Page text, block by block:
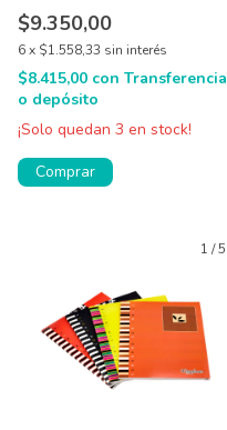
$9.350,00
6x $1.558,33 sin interés
$8.415,00 con Transferencia
o depósito
¡Solo quedan 3 en stock!
Comprar
1 /5